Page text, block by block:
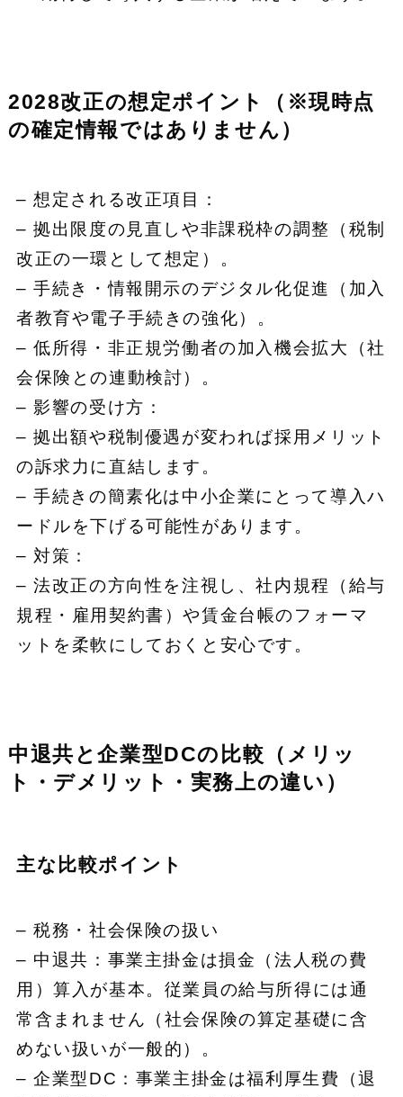
2028改正の想定ポイント（※現時点
の確定情報ではありません）
– 想定される改正項目：
– 拠出限度の見直しや非課税枠の調整（税制
改正の一環として想定）。
– 手続き・情報開示のデジタル化促進（加入
者教育や電子手続きの強化）。
– 低所得・非正規労働者の加入機会拡大（社
会保険との連動検討）。
– 影響の受け方：
– 拠出額や税制優遇が変われば採用メリット
の訴求力に直結します。
– 手続きの簡素化は中小企業にとって導入ハ
ードルを下げる可能性があります。
– 対策：
– 法改正の方向性を注視し、社内規程（給与
規程・雇用契約書）や賃金台帳のフォーマ
ットを柔軟にしておくと安心です。
中退共と企業型DCの比較（メリッ
ト・デメリット・実務上の違い）
主な比較ポイント
– 税務・社会保険の扱い
– 中退共：事業主掛金は損金（法人税の費
用）算入が基本。従業員の給与所得には通
常含まれません（社会保険の算定基礎に含
めない扱いが一般的）。
– 企業型DC：事業主掛金は福利厚生費（退